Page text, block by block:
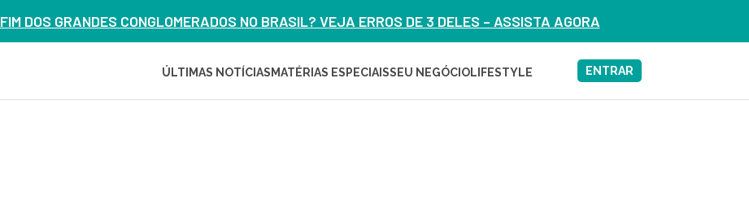
FIM DOS GRANDES CONGLOMERADOS NO BRASIL? VEJA ERROS DE 3 DELES – ASSISTA AGORA
ÚLTIMAS NOTÍCIAS MATÉRIAS ESPECIAISSEU NEGÓCIOLIFESTYLE ENTRAR